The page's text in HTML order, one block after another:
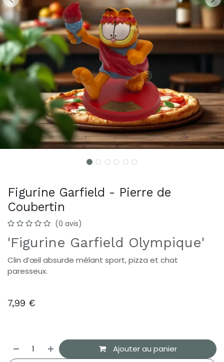
Figurine Garfield - Pierre de
Coubertin
(0 avis)
'Figurine Garfield Olympique'
Clin d’œil absurde mêlant sport, pizza et chat
paresseux.
7,99 €
Ajouter au panier